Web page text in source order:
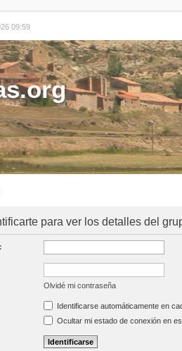
09:59
para ver los detalles del
Olvidé mi contraseña
Identificarse automáticamente en
Ocultar mi estado de conexión en